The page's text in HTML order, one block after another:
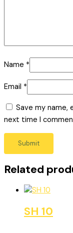
Name *
Email *
Save my name,
next time I
Related
SH 10